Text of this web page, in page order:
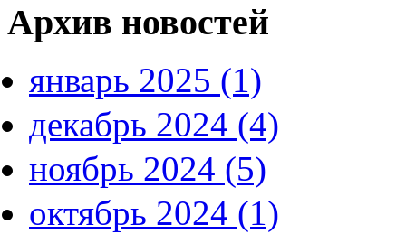
Архив новостей
январь 2025 (1)
декабрь 2024 (4)
ноябрь 2024 (5)
октябрь 2024 (1)